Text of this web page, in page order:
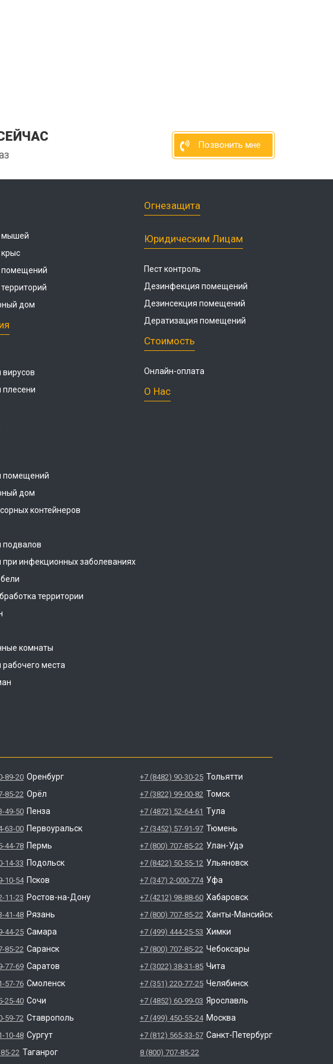
Позвонить мне
мышей
помещений
дом
помещений
дом
контейнеров
инфекционных заболеваниях
территории
комнаты
места
Огнезащита
Юридическим Лицам
Пест контроль
Дезинфекция помещений
Дезинсекция помещений
Дератизация помещений
Стоимость
Онлайн-оплата
О Нас
89-20 Оренбург
85-22 Орёл
49-50 Пенза
63-00 Первоуральск
44-78 Пермь
14-33 Подольск
10-54 Псков
11-23 Ростов-на-Дону
41-48 Рязань
44-25 Самара
85-22 Саранск
77-69 Саратов
57-76 Смоленск
25-40 Сочи
59-72 Ставрополь
10-48 Сургут
22 Таганрог
+7 (8482) 90-30-25 Тольятти
+7 (3822) 99-00-82 Томск
+7 (4872) 52-64-61 Тула
+7 (3452) 57-91-97 Тюмень
+7 (800) 707-85-22 Улан-Удэ
+7 (8422) 50-55-12 Ульяновск
+7 (347) 2-000-774 Уфа
+7 (4212) 98-88-60 Хабаровск
+7 (800) 707-85-22 Ханты-Мансийск
+7 (499) 444-25-53 Химки
+7 (800) 707-85-22 Чебоксары
+7 (3022) 38-31-85 Чита
+7 (351) 220-77-25 Челябинск
+7 (4852) 60-99-03 Ярославль
+7 (499) 450-55-24 Москва
+7 (812) 565-33-57 Санкт-Петербург
8 (800) 707-85-22